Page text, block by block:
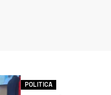
POLITICA